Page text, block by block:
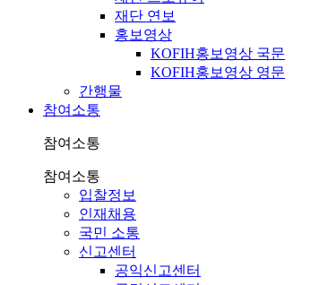
재단 연보
홍보영상
KOFIH홍보영상 국문
KOFIH홍보영상 영문
간행물
참여소통
참여소통
참여소통
입찰정보
인재채용
국민 소통
신고센터
공익신고센터